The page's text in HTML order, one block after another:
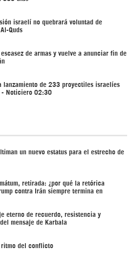
israelí no quebrará voluntad de
Quds
escasez de armas y vuelve a anunciar fin de
lanzamiento de 233 proyectiles israelíes
- Noticiero 02:30
un nuevo estatus para el estrecho de
retirada: ¿por qué la retórica
contra Irán siempre termina en
eterno de recuerdo, resistencia y
mensaje de Karbala
ritmo del conflicto